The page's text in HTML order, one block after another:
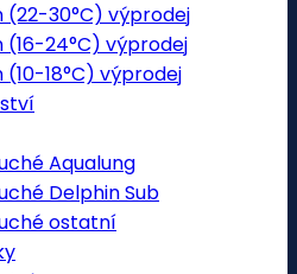
(22-30°C) výprodej
(16-24°C) výprodej
18°C) výprodej
Aqualung
Delphin Sub
ostatní